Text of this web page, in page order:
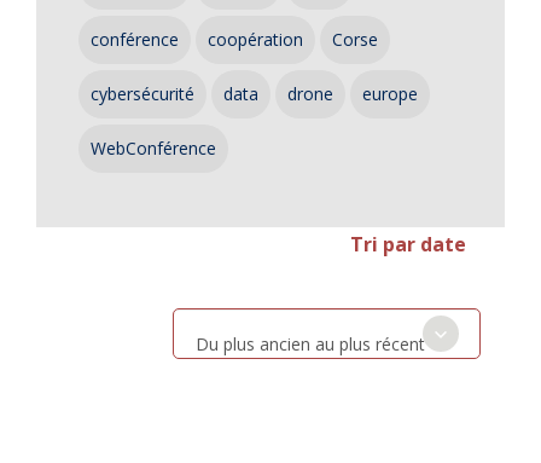
conférence coopération Corse
cybersécurité data drone europe
WebConférence
Tri par date
Du plus ancien au plus récent